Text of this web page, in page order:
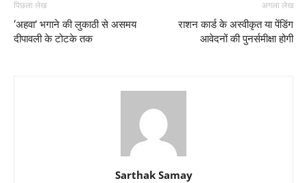
पिछला लेख
‘अहवा’ भगाने की लुकाठी से असमय
दीपावली के टोटके तक
अगला लेख
राशन कार्ड के अस्वीकृत या पेंडिंग
आवेदनों की पुनर्समीक्षा होगी
Sarthak Samay